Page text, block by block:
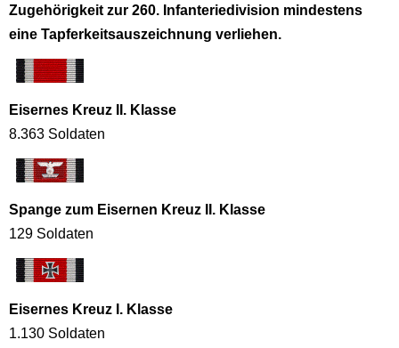
Zugehörigkeit zur 260. Infanteriedivision mindestens
eine Tapferkeitsauszeichnung verliehen.
Eisernes Kreuz II. Klasse
8.363 Soldaten
Spange zum Eisernen Kreuz II. Klasse
129 Soldaten
Eisernes Kreuz I. Klasse
1.130 Soldaten